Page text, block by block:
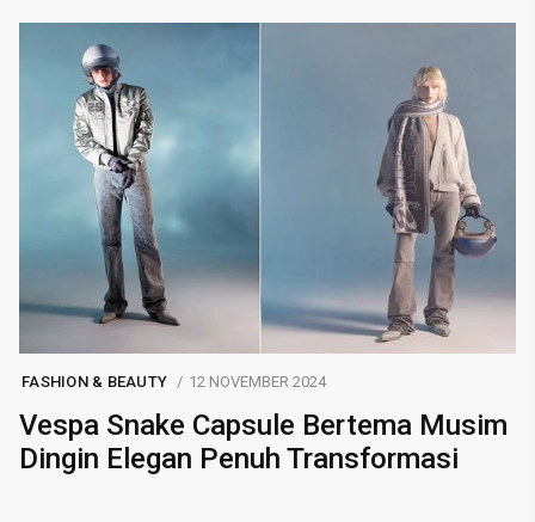
FASHION & BEAUTY 12 NOVEMBER 2024
Vespa Snake Capsule Bertema Musim
Dingin Elegan Penuh Transformasi